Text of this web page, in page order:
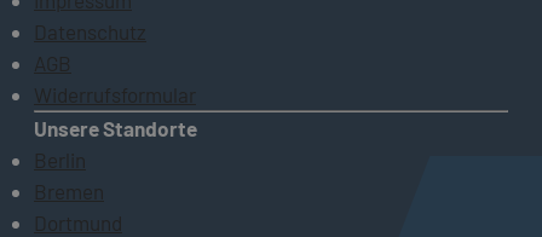
Datenschutz
AGB
Widerrufsformular
Unsere Standorte
Berlin
Bremen
Dortmund